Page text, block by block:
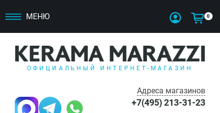
МЕНЮ 0
ОФИЦИАЛЬНЫЙ ИНТЕРНЕТ-МАГАЗИН
Адреса магазинов
+7(495) 213-31-23